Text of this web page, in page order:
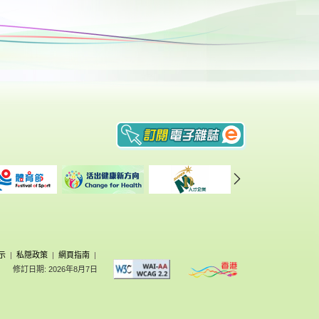
| 私隠政策 | 網頁指南
|
修訂日期: 2026年8月7日